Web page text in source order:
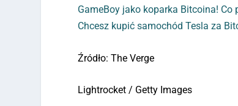
GameBoy jako koparka Bitcoina!
Chcesz kupić samochód Tesla za
Źródło: The Verge
Lightrocket / Getty Images